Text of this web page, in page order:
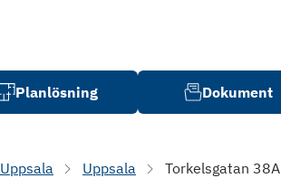
Planlösning Dokument
Uppsala Uppsala Torkelsgatan 38A